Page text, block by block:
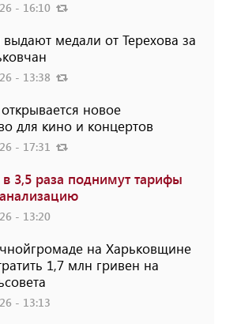
- 16:10
медали от Терехова за
- 13:38
новое
для кино и концертов
- 17:31
3,5 раза поднимут тарифы
- 13:20
на Харьковщине
1,7 млн ​​гривен на
- 13:13